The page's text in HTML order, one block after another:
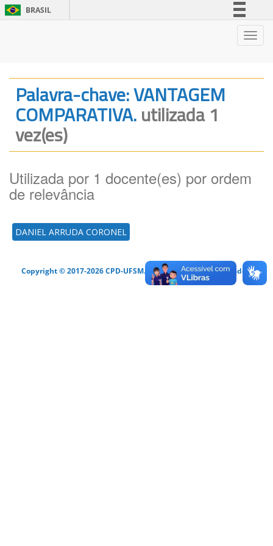
BRASIL
Legislação
Canais
Palavra-chave: VANTAGEM
COMPARATIVA.utilizada 1
vez(es)
Utilizada por 1 docente(es) por ordem
de relevância
DANIEL ARRUDA CORONEL
Copyright © 2017-2026 CPD-UFSM. Todos os direitos reservados.